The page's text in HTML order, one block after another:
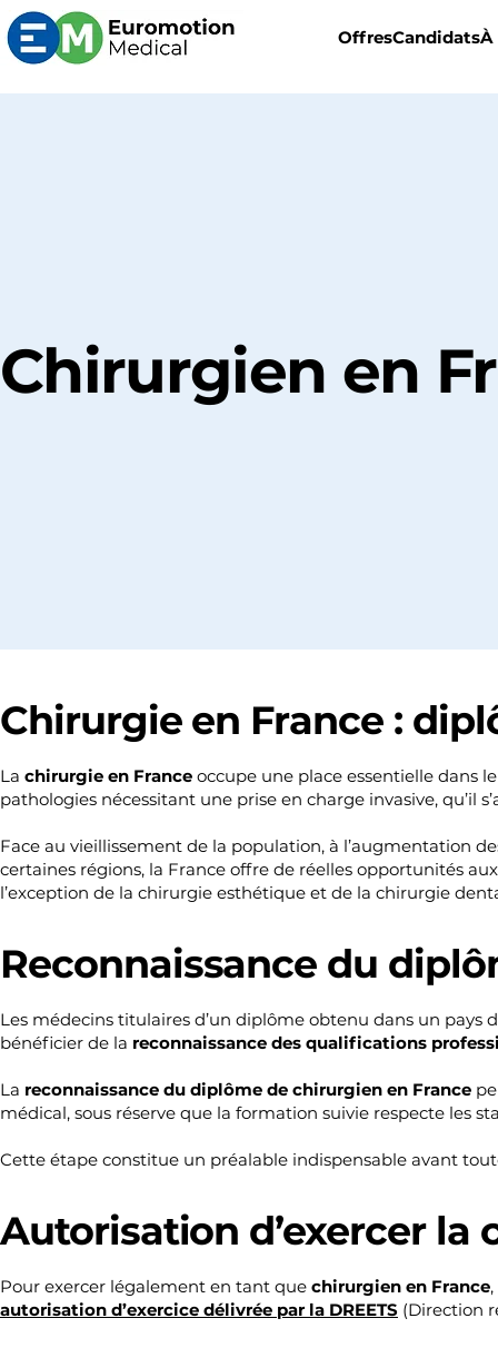
OffresCandidatsÀ
Chirurgien en
Chirurgie en France :
La chirurgie en France occupe une place essentielle dans
pathologies nécessitant une prise en charge invasive, qu’il
Face au vieillissement de la population, à l’augmentation
certaines régions, la France offre de réelles opportunités
l’exception de la chirurgie esthétique et de la chirurgie
Reconnaissance du
Les médecins titulaires d’un diplôme obtenu dans un pays
bénéficier de la reconnaissance des qualifications
La reconnaissance du diplôme de chirurgien en France
médical, sous réserve que la formation suivie respecte les
Cette étape constitue un préalable indispensable avant
Autorisation d’exercer la
Pour exercer légalement en tant que chirurgien en France
autorisation d’exercice délivrée par la DREETS (Direction